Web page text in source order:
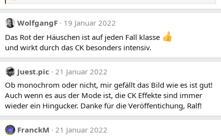
e
a
k
i
o
e
n
:
WolfgangF
19 Januar 2022
Das Rot der Häuschen ist auf jeden Fall klasse
und wirkt durch das CK besonders intensiv.
Juest.pic
21 Januar 2022
Ob monochrom oder nicht, mir gefällt das Bild wie es ist gut!
Auch wenn es aus der Mode ist, die CK Effekte sind immer
wieder ein Hingucker. Danke für die Veröffentichung, Ralf!
FranckM 21 Januar 2022